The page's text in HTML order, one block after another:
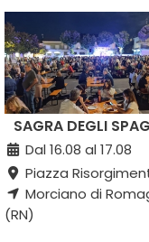
SAGRA DEGLI
Dal 16.08 al 17.08
Piazza
Morciano di
(RN)